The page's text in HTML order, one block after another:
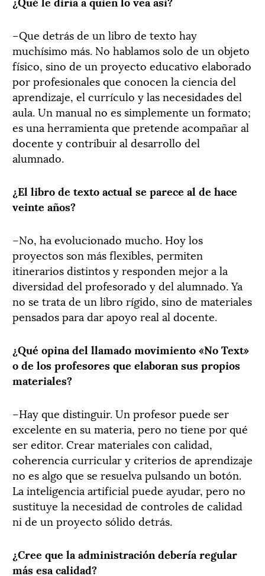
–Que detrás de un libro de texto hay
muchísimo más. No hablamos solo de un objeto
físico, sino de un proyecto educativo elaborado
por profesionales que conocen la ciencia del
aprendizaje, el currículo y las necesidades del
aula. Un manual no es simplemente un formato;
es una herramienta que pretende acompañar al
docente y contribuir al desarrollo del
alumnado.
¿El libro de texto actual se parece al de hace
veinte años?
–No, ha evolucionado mucho. Hoy los
proyectos son más flexibles, permiten
itinerarios distintos y responden mejor a la
diversidad del profesorado y del alumnado. Ya
no se trata de un libro rígido, sino de materiales
pensados para dar apoyo real al docente.
¿Qué opina del llamado movimiento «No Text»
o de los profesores que elaboran sus propios
materiales?
–Hay que distinguir. Un profesor puede ser
excelente en su materia, pero no tiene por qué
ser editor. Crear materiales con calidad,
coherencia curricular y criterios de aprendizaje
no es algo que se resuelva pulsando un botón.
La inteligencia artificial puede ayudar, pero no
sustituye la necesidad de controles de calidad
ni de un proyecto sólido detrás.
¿Cree que la administración debería regular
más esa calidad?